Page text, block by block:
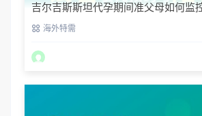
吉尔吉斯斯坦代孕期间准父母如何监
态？海外特需